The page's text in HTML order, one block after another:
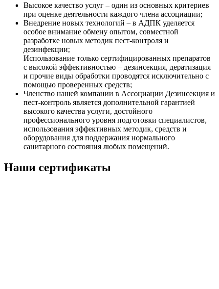
Высокое качество услуг – один из основных критериев
при оценке деятельности каждого члена ассоциации;
Внедрение новых технологий – в АДПК уделяется
особое внимание обмену опытом, совместной
разработке новых методик пест-контроля и
дезинфекции;
Использование только сертифицированных препаратов
с высокой эффективностью – дезинсекция, дератизация
и прочие виды обработки проводятся исключительно с
помощью проверенных средств;
Членство нашей компании в Ассоциации Дезинсекция и
пест-контроль является дополнительной гарантией
высокого качества услуги, достойного
профессионального уровня подготовки специалистов,
использования эффективных методик, средств и
оборудования для поддержания нормального
санитарного состояния любых помещений.
Наши сертификаты